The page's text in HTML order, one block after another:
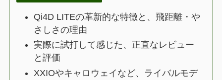
Qi4D LITEの革新的な特徴と、飛距離・や
さしさの理由
実際に試打して感じた、正直なレビュー
と評価
XXIOやキャロウェイなど、ライバルモデ